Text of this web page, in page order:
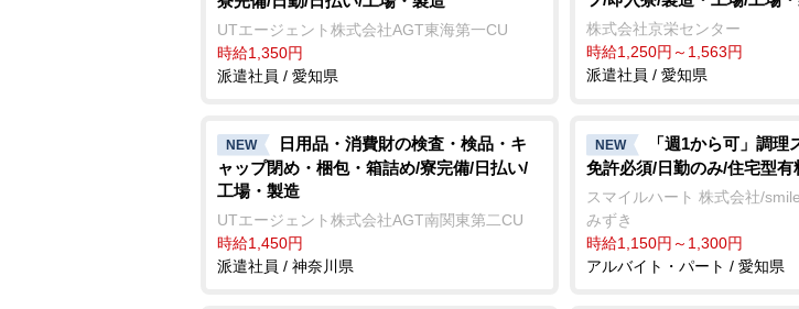
UTエージェント株式会社AGT東海第一CU
時給1,350円
派遣社員 / 愛知県
株式会社京栄センター
時給1,250円～1,563円
派遣社員 / 愛知県
NEW
日用品・消費財の検査・検品・キ
ャップ閉め・梱包・箱詰め/寮完備/日払い/
工場・製造
UTエージェント株式会社AGT南関東第二CU
時給1,450円
派遣社員 / 神奈川県
NEW
「週1から可」調理
免許必須/日勤のみ/住宅型有
スマイルハート 株式会社/
みずき
時給1,150円～1,300円
アルバイト・パート / 愛知県